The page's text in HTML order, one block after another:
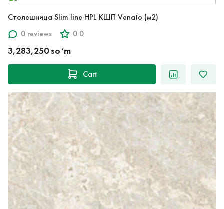
Столешница Slim line HPL КШП Venato (м2)
0 reviews
0.0
3,283,250 so‘m
Cart